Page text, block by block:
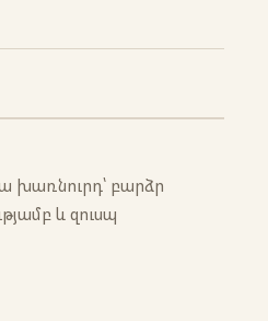
խառնուրդ՝ բարձր
և զուսպ